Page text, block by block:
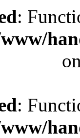
:
: